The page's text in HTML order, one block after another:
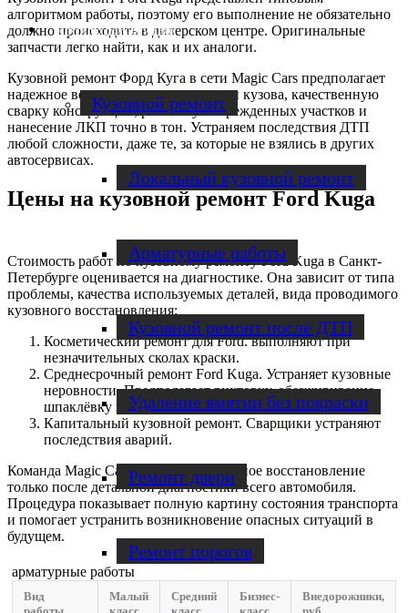
Услуги по ремонту авто
Кузовной ремонт
Локальный кузовной ремонт
Арматурные работы
Кузовной ремонт после ДТП
Удаление вмятин без покраски
Ремонт двери
Ремонт порогов
алгоритмом работы, поэтому его выполнение не обязательно
должно происходить в дилерском центре. Оригинальные
запчасти легко найти, как и их аналоги.
Кузовной ремонт Форд Куга в сети Magic Cars предполагает
надежное восстановление геометрии кузова, качественную
сварку конструкции, рихтовку поврежденных участков и
нанесение ЛКП точно в тон. Устраняем последствия ДТП
любой сложности, даже те, за которые не взялись в других
автосервисах.
Цены на кузовной ремонт Ford Kuga
Стоимость работ по кузовному ремонту Ford Kuga в Санкт-
Петербурге оценивается на диагностике. Она зависит от типа
проблемы, качества используемых деталей, вида проводимого
кузовного восстановления:
Косметический ремонт для Ford. выполняют при
незначительных сколах краски.
Среднесрочный ремонт Ford Kuga. Устраняет кузовные
неровности. Предполагает рихтовку, обезжиривание,
шпаклёвку и покраску поврежденных участков.
Капитальный кузовной ремонт. Сварщики устраняют
последствия аварий.
Команда Magic Cars выполняет кузовное восстановление
только после детальной диагностики всего автомобиля.
Процедура показывает полную картину состояния транспорта
и помогает устранить возникновение опасных ситуаций в
будущем.
арматурные работы
Вид
Малый
Средний
Бизнес-
Внедорожники,